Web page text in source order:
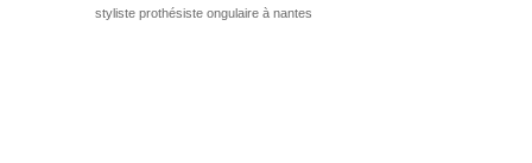
styliste prothésiste ongulaire à nantes